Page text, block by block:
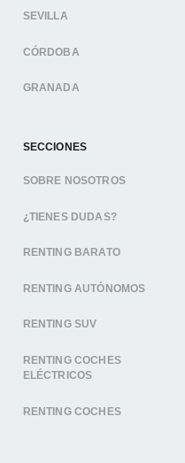
SEVILLA
CÓRDOBA
GRANADA
SECCIONES
SOBRE NOSOTROS
¿TIENES DUDAS?
RENTING BARATO
RENTING AUTÓNOMOS
RENTING SUV
RENTING COCHES
ELÉCTRICOS
RENTING COCHES